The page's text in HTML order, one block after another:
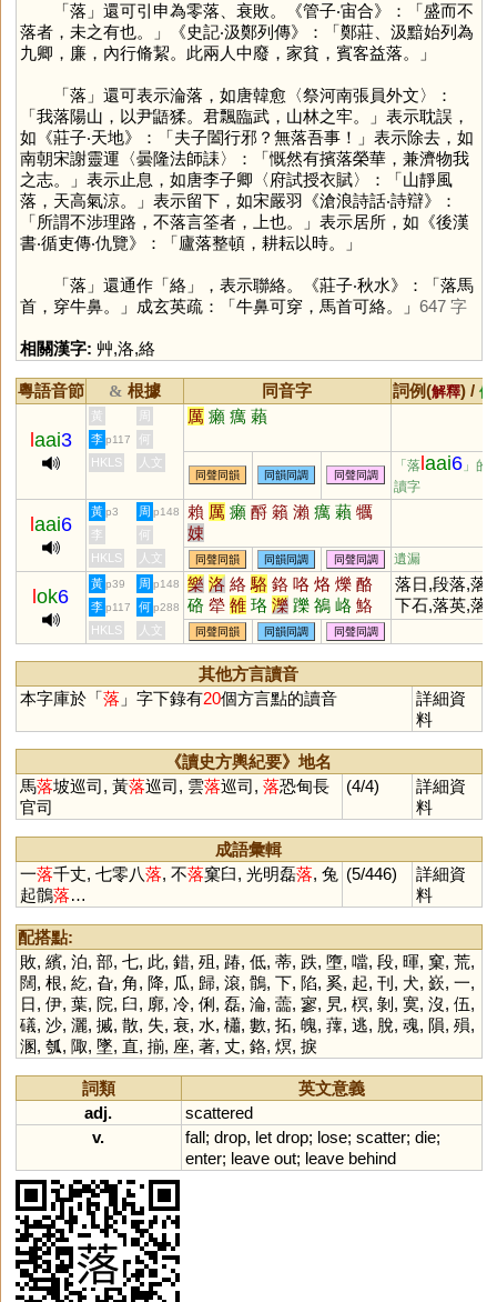
「落 」還可引申為零落、衰敗。《管子‧宙合》：「盛而不
落者，未之有也。」《史記‧汲鄭列傳》：「鄭莊、汲黯始列為
九卿，廉，內行脩絜。此兩人中廢，家貧，賓客益落。」
「落 」還可表示淪落，如唐韓愈〈祭河南張員外文〉：
「我落陽山，以尹鼯猱。君飄臨武，山林之牢。」表示耽誤，
如《莊子‧天地》：「夫子闔行邪？無落吾事！」表示除去，如
南朝宋謝靈運〈曇隆法師誄〉：「慨然有擯落榮華，兼濟物我
之志。」表示止息，如唐李子卿〈府試授衣賦〉：「山靜風
落，天高氣涼。」表示留下，如宋嚴羽《滄浪詩話‧詩辯》：
「所謂不涉理路，不落言筌者，上也。」表示居所，如《後漢
書‧循吏傳‧仇覽》：「廬落整頓，耕耘以時。」
「落 」還通作「絡」，表示聯絡。《莊子‧秋水》：「落馬
首，穿牛鼻。」成玄英疏：「牛鼻可穿，馬首可絡。」 647 字
相關漢字: 艸,洛,絡
粵語音節 & 根據 同音字 詞例(解釋) / 備
aai3
黃 周 厲 癩 癘 藾
李 p117
何
HKLS
人文
同聲同韻 同韻同調 同聲同調
「落 laai6 」的
讀字
aai6
黃 p3 周 p148 賴 厲 癩 酹 籟 瀨 癘 藾 犡
娕
李
何
HKLS
人文 同聲同韻 同韻同調 同聲同調 遺漏
lok6
黃 p39 周 p148 樂 洛 絡 駱 鉻 咯 烙 爍 酪
硌 犖 雒 珞 濼 躒 鵅 峈 鮥
鱳 馲
落日,段落,落
下石,落英,落
紅,落照,落暉,
落墨,落款,落
第,落空,落實,
落成,落伍,落
後,落難,落拓,
落花流水,沉
落雁,村落,沒
李 p117 何 p288
HKLS 人文 同聲同韻 同韻同調 同聲同調
其他方言讀音
本字庫於「落 」字下錄有20個方言點的讀音
詳細資
料
《讀史方輿紀要》地名
馬落坡巡司, 黃落巡司, 雲落巡司, 落恐甸長
官司
(4/4)
詳細資
料
成語彙輯
一落千丈, 七零八落, 不落窠臼, 光明磊落, 兔
起鶻落…
(5/446)
詳細資
料
配搭點:
敗, 繽, 泊, 部, 七, 此, 錯, 殂, 踳, 低, 蒂, 跌, 墮, 噹, 段, 暉, 窠, 荒,
闊, 根, 紇, 旮, 角, 降, 瓜, 歸, 滾, 鶻, 下, 陷, 奚, 起, 刊 , 犬, 嶔, 一,
日, 伊, 葉, 院, 臼, 廓, 冷, 俐, 磊, 淪, 蘦, 寥, 旯, 榠, 剝 , 寞, 沒, 伍,
礒, 沙, 灑, 摵, 散, 失, 衰, 水, 櫹, 數, 拓, 魄, 蘀, 逃, 脫, 魂, 隕, 殞,
溷, 瓠, 陬, 墜, 直, 揃, 座, 著, 丈, 鉻, 熐, 捩
詞類
英文意義
adj.
scattered
v.
fall; drop, let drop; lose; scatter; die;
enter; leave out; leave behind